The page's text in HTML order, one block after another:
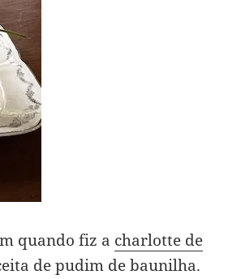
quando fiz a charlotte de
de pudim de baunilha.